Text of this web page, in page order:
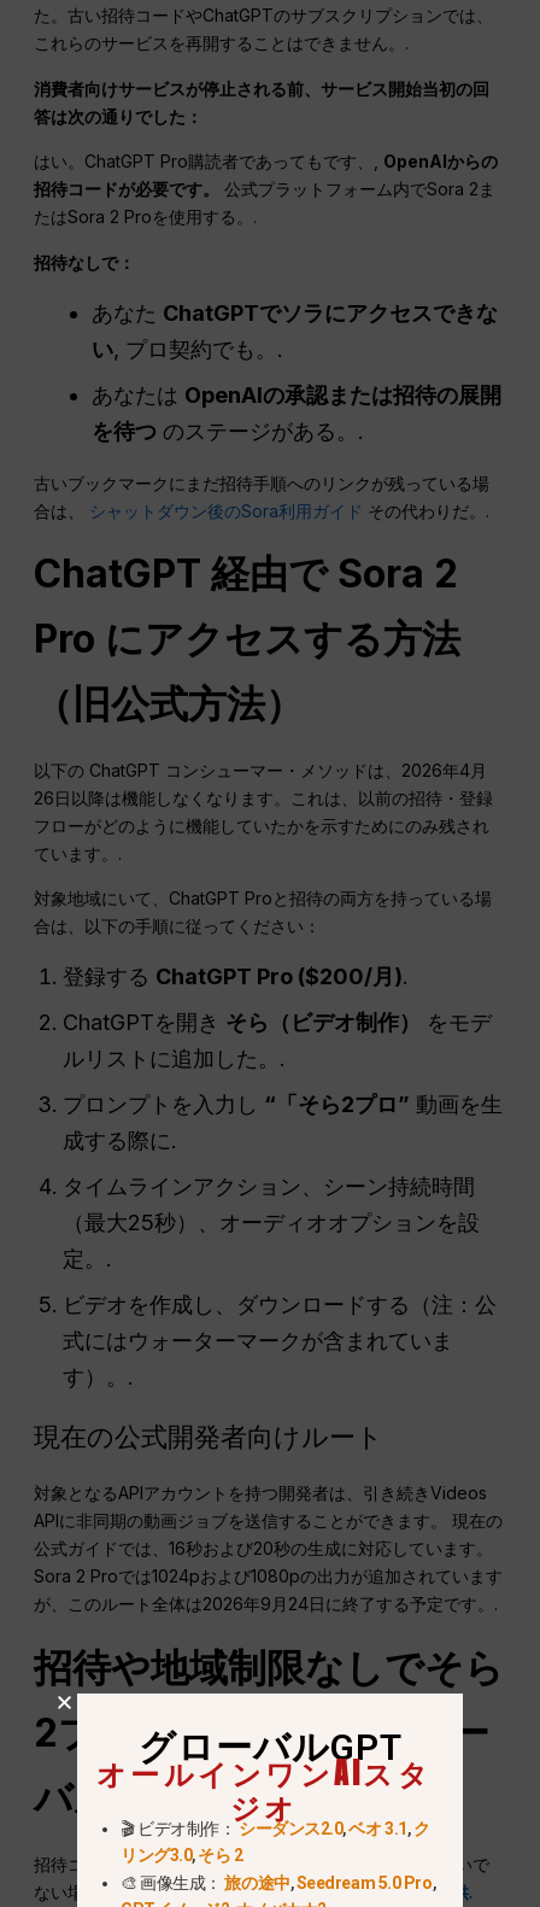
た。古い招待コードやChatGPTのサブスクリプションでは、
これらのサービスを再開することはできません。.
消費者向けサービスが停止される前、サービス開始当初の回
答は次の通りでした：
はい。ChatGPT Pro購読者であってもです、, OpenAIからの
招待コードが必要です。
公式プラットフォーム内でSora 2ま
たはSora 2 Proを使用する。.
招待なしで：
あなた ChatGPTでソラにアクセスできな
い, プロ契約でも。.
あなたは OpenAIの承認または招待の展開
を待つ のステージがある。.
古いブックマークにまだ招待手順へのリンクが残っている場
合は、 シャットダウン後のSora利用ガイド その代わりだ。.
ChatGPT 経由で Sora 2
Pro にアクセスする方法
（旧公式方法）
以下の ChatGPT コンシューマー・メソッドは、2026年4月
26日以降は機能しなくなります。これは、以前の招待・登録
フローがどのように機能していたかを示すためにのみ残され
ています。.
対象地域にいて、ChatGPT Proと招待の両方を持っている場
合は、以下の手順に従ってください：
登録する ChatGPT Pro ($200/月).
ChatGPTを開き そら（ビデオ制作）
をモデ
ルリストに追加した。.
プロンプトを入力し “「そら2プロ” 動画を生
成する際に.
タイムラインアクション、シーン持続時間
（最大25秒）、オーディオオプションを設
定。.
ビデオを作成し、ダウンロードする（注：公
式にはウォーターマークが含まれていま
す）。.
現在の公式開発者向けルート
対象となるAPIアカウントを持つ開発者は、引き続きVideos
APIに非同期の動画ジョブを送信することができます。 現在の
公式ガイドでは、16秒および20秒の生成に対応しています。
Sora 2 Proでは1024pおよび1080pの出力が追加されています
が、このルート全体は2026年9月24日に終了する予定です。.
招待や地域制限なしでそら
2プロを使う方法（グロー
バルGPT法）
招待コードをお持ちでない場合、または対象国にお住まいで
ない場合、,グローバルGPTが代替ソリューションを提供.
グローバルGPT
オールインワンAIスタ
ジオ
🎬 ビデオ制作：シーダンス2.0,ベオ 3.1,ク
リング3.0,そら 2
🎨 画像生成：旅の途中,Seedream 5.0 Pro,